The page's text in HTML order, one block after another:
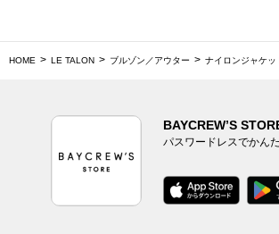
HOME LE TALON ブルゾン／アウター ナイロンジャケッ
BAYCREW’S
パスワードレスでかん